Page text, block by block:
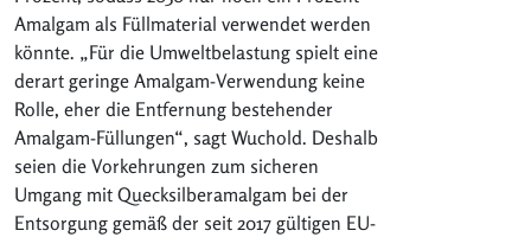
Amalgam als Füllmaterial verwendet werden
könnte. „Für die Umweltbelastung spielt eine
derart geringe Amalgam-Verwendung keine
Rolle, eher die Entfernung bestehender
Amalgam-Füllungen“, sagt Wuchold. Deshalb
seien die Vorkehrungen zum sicheren
Umgang mit Quecksilberamalgam bei der
Entsorgung gemäß der seit 2017 gültigen EU-